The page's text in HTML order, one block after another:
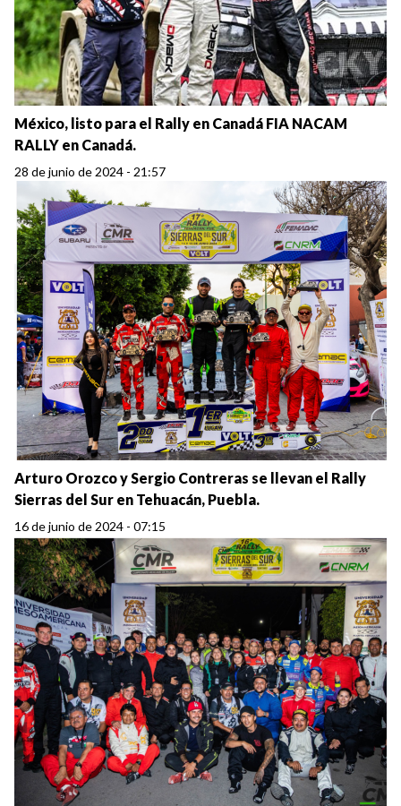
México, listo para el Rally en Canadá FIA NACAM
RALLY en Canadá.
28 de junio de 2024 - 21:57
Arturo Orozco y Sergio Contreras se llevan el Rally
Sierras del Sur en Tehuacán, Puebla.
16 de junio de 2024 - 07:15